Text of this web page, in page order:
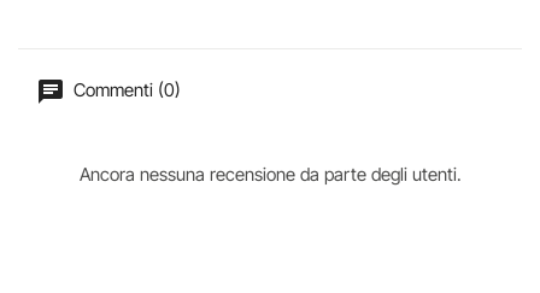
Commenti (0)
Ancora nessuna recensione da parte degli utenti.